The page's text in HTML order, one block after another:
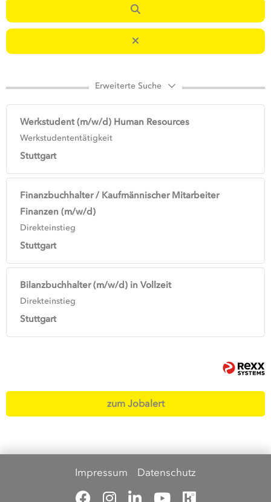
Erweiterte Suche
Werkstudent (m/w/d) Human Resources
Werkstudententätigkeit
Stuttgart
Finanzbuchhalter / Kaufmännischer Mitarbeiter
Finanzen (m/w/d)
Direkteinstieg
Stuttgart
Bilanzbuchhalter (m/w/d) in Vollzeit
Direkteinstieg
Stuttgart
zum Jobalert
Impressum Datenschutz